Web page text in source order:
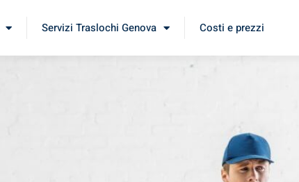
Servizi Traslochi Genova Costi e prezzi